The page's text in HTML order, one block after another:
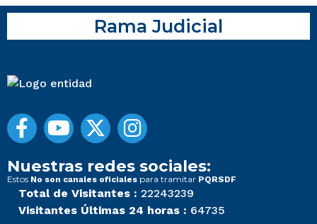
Rama Judicial
Nuestras redes sociales:
Estos No son canales oficiales para tramitar PQRSDF
Total de Visitantes : 22243239
Visitantes Últimas 24 horas : 64735